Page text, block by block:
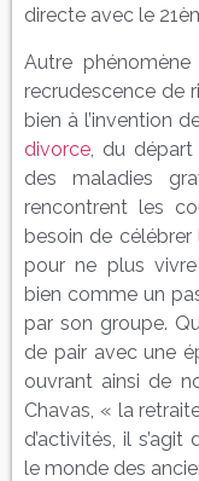
directe avec le
Autre
recrudescence de
bien à l’invention
divorce , du
des maladies
rencontrent les
besoin de célébrer
pour ne plus
bien comme un
par son groupe.
de pair avec une
ouvrant ainsi de
Chavas, « la
d’activités, il
le monde des